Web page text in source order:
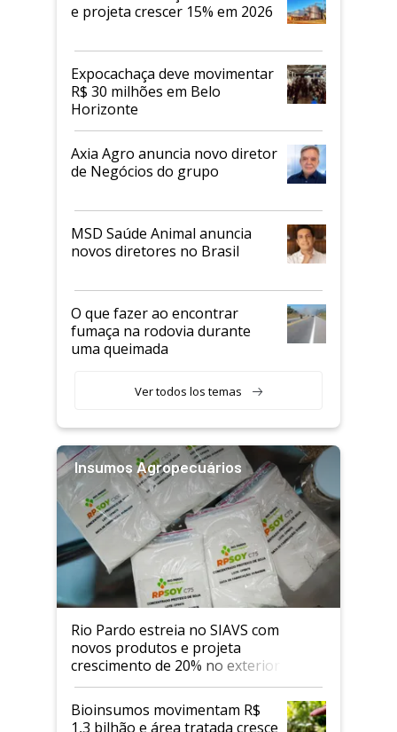
e projeta crescer 15% em 2026
Expocachaça deve movimentar
R$ 30 milhões em Belo
Horizonte
Axia Agro anuncia novo diretor
de Negócios do grupo
MSD Saúde Animal anuncia
novos diretores no Brasil
O que fazer ao encontrar
fumaça na rodovia durante
uma queimada
Ver todos los temas
Insumos Agropecuários
Rio Pardo estreia no SIAVS com
novos produtos e projeta
crescimento de 20% no exterior
Bioinsumos movimentam R$
1,3 bilhão e área tratada cresce